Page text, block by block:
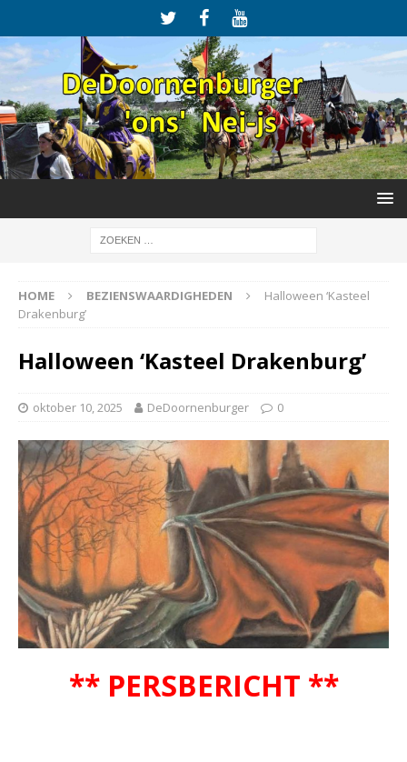
HOME BEZIENSWAARDIGHEDEN
Halloween ‘Kasteel
Drakenburg’
Halloween ‘Kasteel Drakenburg’
oktober 10, 2025 DeDoornenburger 0
** PERSBERICHT **